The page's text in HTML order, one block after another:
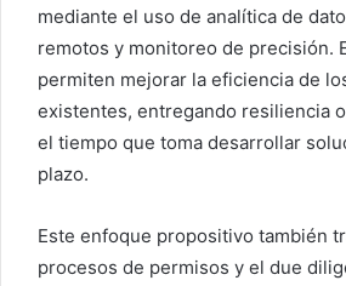
mediante el uso de analítica de
remotos y monitoreo de precisión.
permiten mejorar la eficiencia de
existentes, entregando resiliencia
el tiempo que toma desarrollar
plazo.
Este enfoque propositivo también
procesos de permisos y el due